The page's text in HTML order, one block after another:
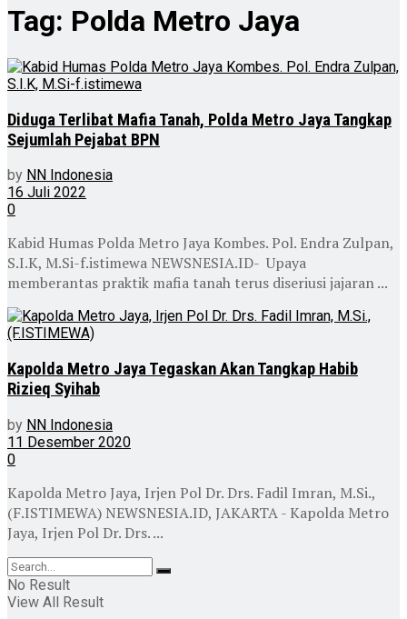
Tag: Polda Metro Jaya
Diduga Terlibat Mafia Tanah, Polda Metro Jaya Tangkap
Sejumlah Pejabat BPN
by NN Indonesia
16 Juli 2022
0
Kabid Humas Polda Metro Jaya Kombes. Pol. Endra Zulpan,
S.I.K, M.Si-f.istimewa NEWSNESIA.ID- Upaya
memberantas praktik mafia tanah terus diseriusi jajaran ...
Kapolda Metro Jaya Tegaskan Akan Tangkap Habib
Rizieq Syihab
by NN Indonesia
11 Desember 2020
0
Kapolda Metro Jaya, Irjen Pol Dr. Drs. Fadil Imran, M.Si.,
(F.ISTIMEWA) NEWSNESIA.ID, JAKARTA - Kapolda Metro
Jaya, Irjen Pol Dr. Drs. ...
No Result
View All Result